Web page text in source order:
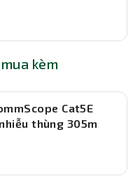
ngay switch 24 port
ổn định và hiệu quả
kèm
Cat5E
thùng 305m